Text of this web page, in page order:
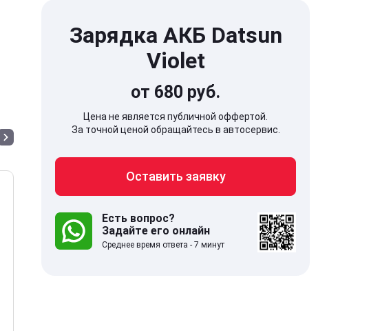
141707, Московская обл,
дом 5
Зарядка АКБ Datsun
Violet
от 680 руб.
Цена не является публичной оффертой.
За точной ценой обращайтесь в автосервис.
Оставить заявку
Есть вопрос?
Задайте его онлайн
Среднее время ответа - 7 минут